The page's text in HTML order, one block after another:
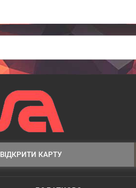
ВІДКРИТИ КАРТУ